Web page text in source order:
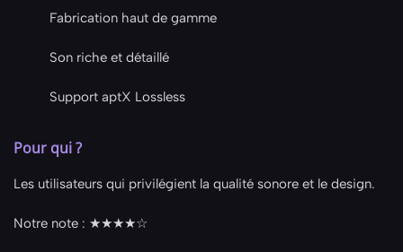
Fabrication haut de gamme
Son riche et détaillé
Support aptX Lossless
Pour qui ?
Les utilisateurs qui privilégient la qualité sonore et le design.
Notre note : ★★★★☆